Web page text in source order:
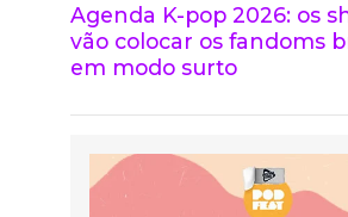
Agenda K-pop 2026: os
vão colocar os fandoms
em modo surto